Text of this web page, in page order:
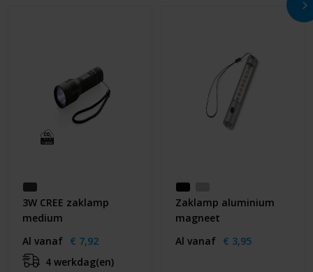
3W CREE zaklamp
medium
Al vanaf € 7,92
4 werkdag(en)
Zaklamp aluminium
magneet
Al vanaf € 3,95